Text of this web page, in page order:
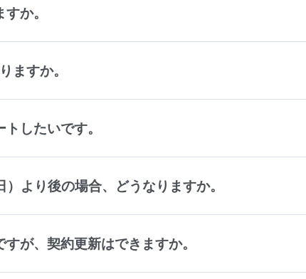
か。
ますか。
したいです。
より後の場合、どうなりますか。
が、契約更新はできますか。